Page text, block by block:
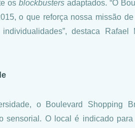
os blockbusters adaptados. “O
o que reforça nossa missão
destaca
o Boulevard Shopping
sensorial. O local é indicado